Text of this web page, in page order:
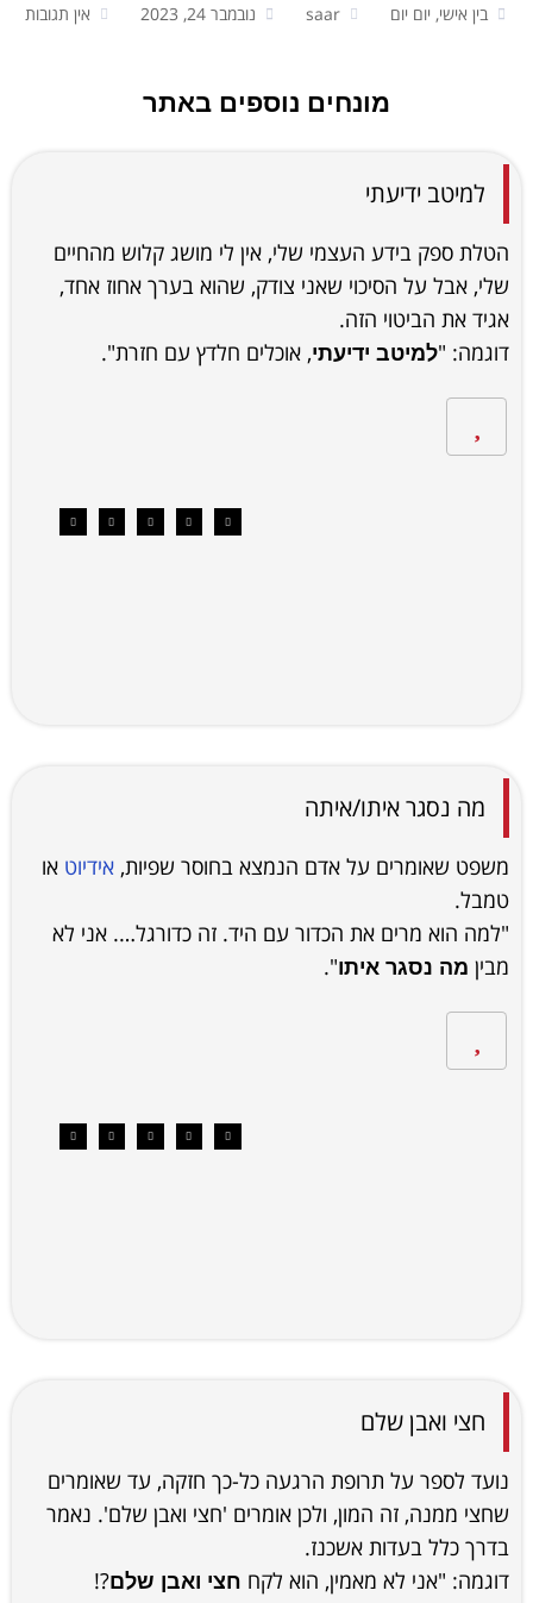
בין אישי, יום יום saar נובמבר 24, 2023 אין תגובות
מונחים נוספים באתר
למיטב ידיעתי
הטלת ספק בידע העצמי שלי, אין לי מושג קלוש מהחיים
שלי, אבל על הסיכוי שאני צודק, שהוא בערך אחוז אחד,
אגיד את הביטוי הזה.
דוגמה: "למיטב ידיעתי, אוכלים חלדץ עם חזרת".
מה נסגר איתו/איתה
משפט שאומרים על אדם הנמצא בחוסר שפיות, אידיוט או
טמבל.
"למה הוא מרים את הכדור עם היד. זה כדורגל…. אני לא
מבין מה נסגר איתו".
חצי ואבן שלם
נועד לספר על תרופת הרגעה כל-כך חזקה, עד שאומרים
שחצי ממנה, זה המון, ולכן אומרים 'חצי ואבן שלם'. נאמר
בדרך כלל בעדות אשכנז.
דוגמה: "אני לא מאמין, הוא לקח חצי ואבן שלם?!